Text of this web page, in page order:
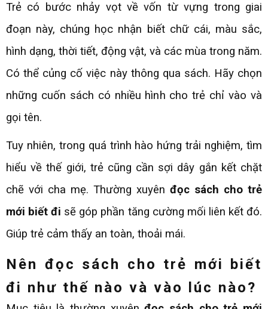
Trẻ có bước nhảy vọt về vốn từ vựng trong giai
đoạn này, chúng học nhận biết chữ cái, màu sắc,
hình dạng, thời tiết, động vật, và các mùa trong năm.
Có thể củng cố việc này thông qua sách. Hãy chọn
những cuốn sách có nhiều hình cho trẻ chỉ vào và
gọi tên.
Tuy nhiên, trong quá trình hào hứng trải nghiệm, tìm
hiểu về thế giới, trẻ cũng cần sợi dây gắn kết chặt
chẽ với cha mẹ. Thường xuyên đọc sách cho trẻ
mới biết đi sẽ góp phần tăng cường mối liên kết đó.
Giúp trẻ cảm thấy an toàn, thoải mái.
Nên đọc sách cho trẻ mới biết
đi như thế nào và vào lúc nào?